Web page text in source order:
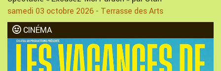
samedi 03 octobre 2026 - Terrasse des Arts
CINÉMA